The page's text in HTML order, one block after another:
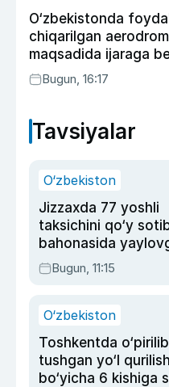
O‘zbekistonda
chiqarilgan
maqsadida ijaraga
mumkin
Bugun, 16:17
Tavsiyalar
O‘zbekiston
Jizzaxda 77 yoshli
taksichini qo‘y
bahonasida
olib borib o‘ldirgan
20 yilga qamaldi
Bugun, 11:15
O‘zbekiston
Toshkentda o‘pirilib
tushgan yo‘l
bo‘yicha 6 kishiga